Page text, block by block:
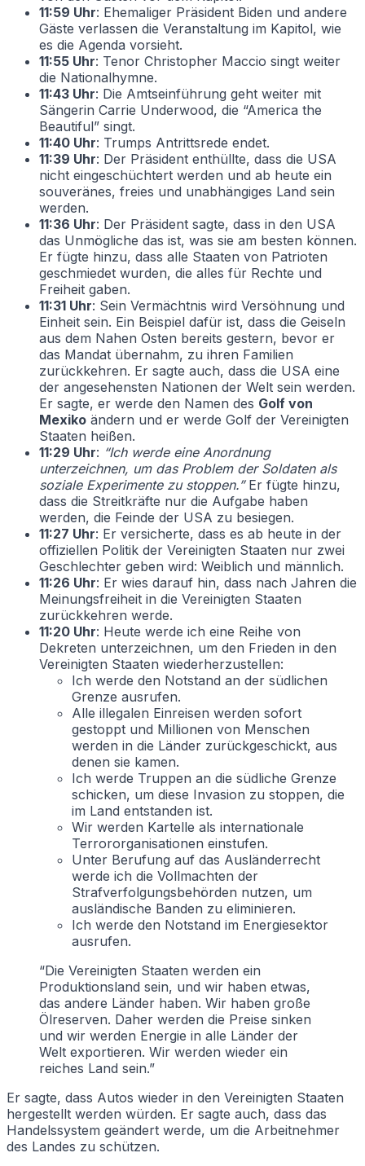
11:59 Uhr: Ehemaliger Präsident Biden und andere
Gäste verlassen die Veranstaltung im Kapitol, wie
es die Agenda vorsieht.
11:55 Uhr: Tenor Christopher Maccio singt weiter
die Nationalhymne.
11:43 Uhr: Die Amtseinführung geht weiter mit
Sängerin Carrie Underwood, die “America the
Beautiful” singt.
11:40 Uhr: Trumps Antrittsrede endet.
11:39 Uhr: Der Präsident enthüllte, dass die USA
nicht eingeschüchtert werden und ab heute ein
souveränes, freies und unabhängiges Land sein
werden.
11:36 Uhr: Der Präsident sagte, dass in den USA
das Unmögliche das ist, was sie am besten können.
Er fügte hinzu, dass alle Staaten von Patrioten
geschmiedet wurden, die alles für Rechte und
Freiheit gaben.
11:31 Uhr: Sein Vermächtnis wird Versöhnung und
Einheit sein. Ein Beispiel dafür ist, dass die Geiseln
aus dem Nahen Osten bereits gestern, bevor er
das Mandat übernahm, zu ihren Familien
zurückkehren. Er sagte auch, dass die USA eine
der angesehensten Nationen der Welt sein werden.
Er sagte, er werde den Namen des Golf von
Mexiko ändern und er werde Golf der Vereinigten
Staaten heißen.
11:29 Uhr: “Ich werde eine Anordnung
unterzeichnen, um das Problem der Soldaten als
soziale Experimente zu stoppen.”Er fügte hinzu,
dass die Streitkräfte nur die Aufgabe haben
werden, die Feinde der USA zu besiegen.
11:27 Uhr: Er versicherte, dass es ab heute in der
offiziellen Politik der Vereinigten Staaten nur zwei
Geschlechter geben wird: Weiblich und männlich.
11:26 Uhr: Er wies darauf hin, dass nach Jahren die
Meinungsfreiheit in die Vereinigten Staaten
zurückkehren werde.
11:20 Uhr: Heute werde ich eine Reihe von
Dekreten unterzeichnen, um den Frieden in den
Vereinigten Staaten wiederherzustellen:
Ich werde den Notstand an der südlichen
Grenze ausrufen.
Alle illegalen Einreisen werden sofort
gestoppt und Millionen von Menschen
werden in die Länder zurückgeschickt, aus
denen sie kamen.
Ich werde Truppen an die südliche Grenze
schicken, um diese Invasion zu stoppen, die
im Land entstanden ist.
Wir werden Kartelle als internationale
Terrororganisationen einstufen.
Unter Berufung auf das Ausländerrecht
werde ich die Vollmachten der
Strafverfolgungsbehörden nutzen, um
ausländische Banden zu eliminieren.
Ich werde den Notstand im Energiesektor
ausrufen.
“Die Vereinigten Staaten werden ein
Produktionsland sein, und wir haben etwas,
das andere Länder haben. Wir haben große
Ölreserven. Daher werden die Preise sinken
und wir werden Energie in alle Länder der
Welt exportieren. Wir werden wieder ein
reiches Land sein.”
Er sagte, dass Autos wieder in den Vereinigten Staaten
hergestellt werden würden. Er sagte auch, dass das
Handelssystem geändert werde, um die Arbeitnehmer
des Landes zu schützen.